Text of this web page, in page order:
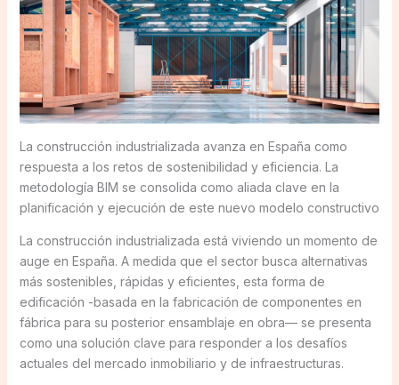
La construcción industrializada avanza en España como
respuesta a los retos de sostenibilidad y eficiencia. La
metodología BIM se consolida como aliada clave en la
planificación y ejecución de este nuevo modelo constructivo
La construcción industrializada está viviendo un momento de
auge en España. A medida que el sector busca alternativas
más sostenibles, rápidas y eficientes, esta forma de
edificación -basada en la fabricación de componentes en
fábrica para su posterior ensamblaje en obra— se presenta
como una solución clave para responder a los desafíos
actuales del mercado inmobiliario y de infraestructuras.